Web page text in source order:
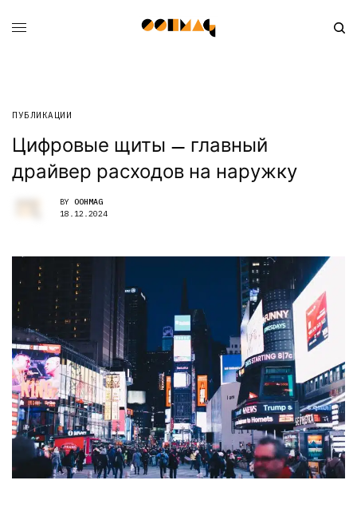
ПУБЛИКАЦИИ
Цифровые щиты — главный
драйвер расходов на наружку
BY OOHMAG
18.12.2024